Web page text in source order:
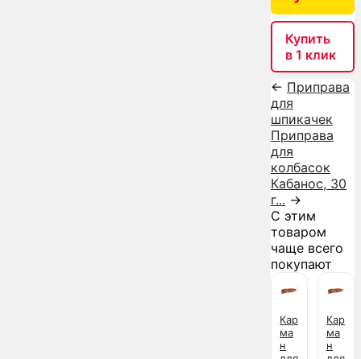
Купить
в 1 клик
← Приправа
для
шпикачек
Приправа
для
колбасок
Кабанос, 30
г... →
С этим
товаром
чаще всего
покупают
Кар
ма
н
Кар
ма
н